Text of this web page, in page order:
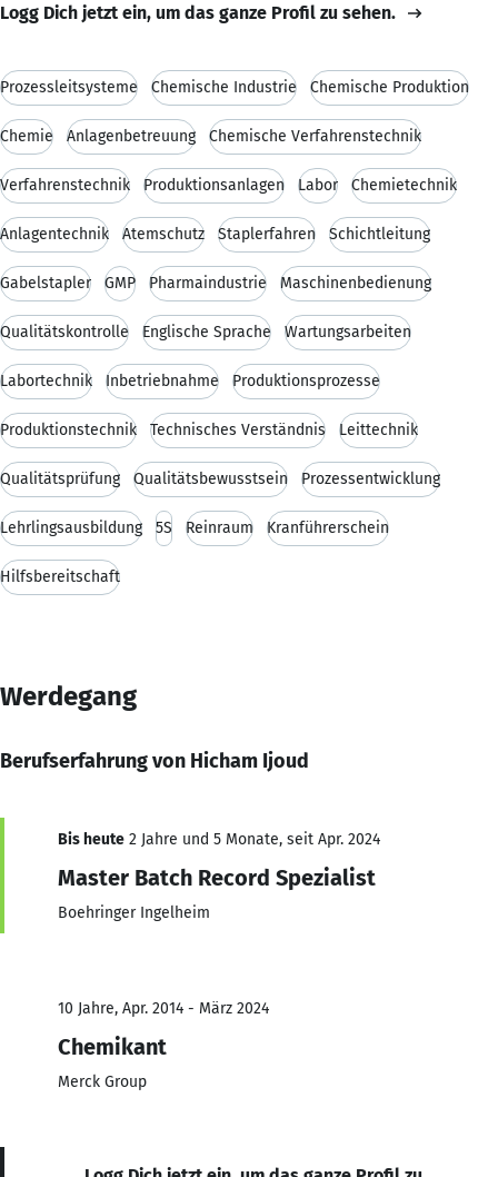
Logg Dich jetzt ein, um das ganze Profil zu sehen.
Prozessleitsysteme Chemische Industrie Chemische Produktion
Chemie Anlagenbetreuung Chemische Verfahrenstechnik
Verfahrenstechnik Produktionsanlagen Labor Chemietechnik
Anlagentechnik Atemschutz Staplerfahren Schichtleitung
Gabelstapler GMP Pharmaindustrie Maschinenbedienung
Qualitätskontrolle Englische Sprache Wartungsarbeiten
Labortechnik Inbetriebnahme Produktionsprozesse
Produktionstechnik Technisches Verständnis Leittechnik
Qualitätsprüfung Qualitätsbewusstsein Prozessentwicklung
Lehrlingsausbildung 5S Reinraum Kranführerschein
Hilfsbereitschaft
Werdegang
Berufserfahrung von Hicham Ijoud
Bis heute 2 Jahre und 5 Monate, seit Apr. 2024
Master Batch Record Spezialist
Boehringer Ingelheim
10 Jahre, Apr. 2014 - März 2024
Chemikant
Merck Group